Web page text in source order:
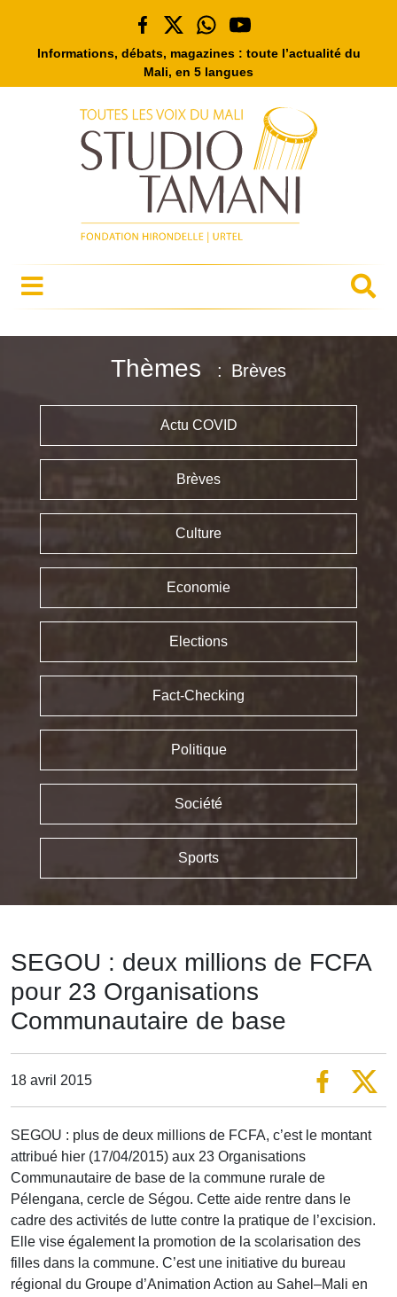
Informations, débats, magazines : toute l’actualité du
Mali, en 5 langues
Thèmes Brèves
Actu COVID
Brèves
Culture
Economie
Elections
Fact-Checking
Politique
Société
Sports
SEGOU : deux millions de FCFA
pour 23 Organisations
Communautaire de base
18 avril 2015
SEGOU : plus de deux millions de FCFA, c’est le montant
attribué hier (17/04/2015) aux 23 Organisations
Communautaire de base de la commune rurale de
Pélengana, cercle de Ségou. Cette aide rentre dans le
cadre des activités de lutte contre la pratique de l’excision.
Elle vise également la promotion de la scolarisation des
filles dans la commune. C’est une initiative du bureau
régional du Groupe d’Animation Action au Sahel–Mali en